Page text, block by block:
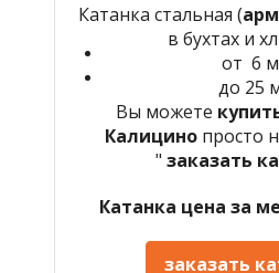
Катанка стальная (
в бухтах и
от 6
до 25
Вы можете
Калицино просто
" заказать
Катанка цена за
заказать